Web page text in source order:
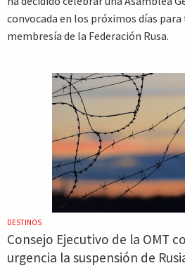
convocada en los próximos días
membresía de la Federación Rusa.
DESTINOS
Consejo Ejecutivo de la OMT
urgencia la suspensión de